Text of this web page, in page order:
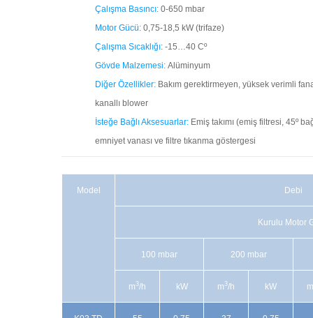
Çalışma Basıncı: 0-650 mbar
Motor Gücü: 0,75-18,5 kW (trifaze)
Çalışma Sıcaklığı: -15…40 Cº
Gövde Malzemesi: Alüminyum
Diğer Özellikler: Bakım gerektirmeyen, yüksek verimli
kanallı blower
İsteğe Bağlı Aksesuarlar: Emiş takımı (emiş filtresi, 45º
emniyet vanası ve filtre tıkanma göstergesi
Model Debi
Kurulu Motor
100 mbar 200 mbar
m3/h kW m3/h kW m